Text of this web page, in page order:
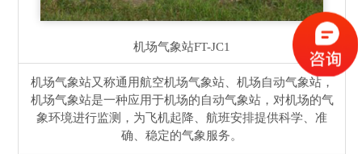
机场气象站FT-JC1
机场气象站又称通用航空机场气象站、机场自动气象站，
机场气象站是一种应用于机场的自动气象站，对机场的气
象环境进行监测，为飞机起降、航班安排提供科学、准
确、稳定的气象服务。